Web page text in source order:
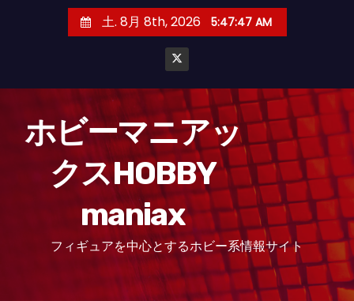
土. 8月 8th, 2026 5:47:49 AM
ホビーマニアッ
クスHOBBY
maniax
フィギュアを中心とするホビー系情報サイト